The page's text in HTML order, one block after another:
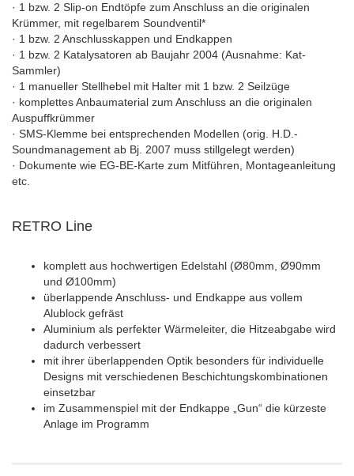
· 1 bzw. 2 Slip-on Endtöpfe zum Anschluss an die originalen
Krümmer, mit regelbarem Soundventil*
· 1 bzw. 2 Anschlusskappen und Endkappen
· 1 bzw. 2 Katalysatoren ab Baujahr 2004 (Ausnahme: Kat-
Sammler)
· 1 manueller Stellhebel mit Halter mit 1 bzw. 2 Seilzüge
· komplettes Anbaumaterial zum Anschluss an die originalen
Auspuffkrümmer
· SMS-Klemme bei entsprechenden Modellen (orig. H.D.-
Soundmanagement ab Bj. 2007 muss stillgelegt werden)
· Dokumente wie EG-BE-Karte zum Mitführen, Montageanleitung
etc.
RETRO Line
komplett aus hochwertigen Edelstahl (Ø80mm, Ø90mm
und Ø100mm)
überlappende Anschluss- und Endkappe aus vollem
Alublock gefräst
Aluminium als perfekter Wärmeleiter, die Hitzeabgabe wird
dadurch verbessert
mit ihrer überlappenden Optik besonders für individuelle
Designs mit verschiedenen Beschichtungskombinationen
einsetzbar
im Zusammenspiel mit der Endkappe „Gun“ die kürzeste
Anlage im Programm